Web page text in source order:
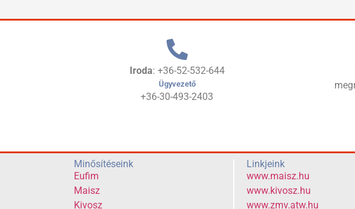
Iroda: +36-52-532-644
Ügyvezető
+36-30-493-2403
Minősítéseink
Eufim
Maisz
Kivosz
Linkjeink
www.maisz.hu
www.kivosz.hu
www.zmv.atw.hu